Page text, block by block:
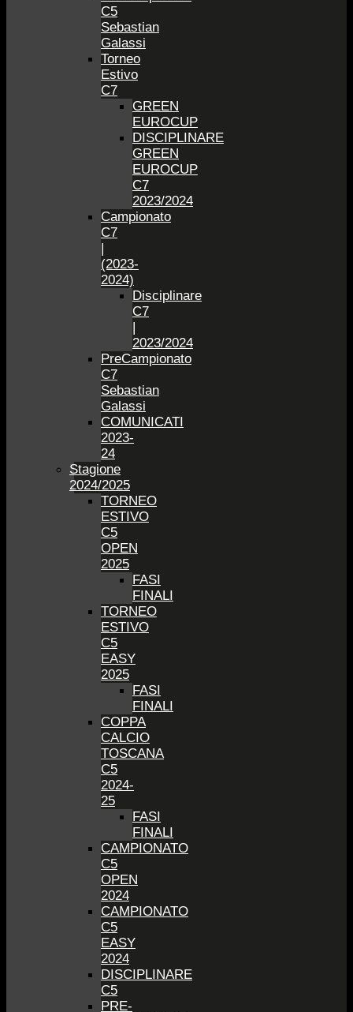
C5
Sebastian
Galassi
Torneo
Estivo
C7
GREEN
EUROCUP
DISCIPLINARE
GREEN
EUROCUP
C7
2023/2024
Campionato
C7
|
(2023-
2024)
Disciplinare
C7
|
2023/2024
PreCampionato
C7
Sebastian
Galassi
COMUNICATI
2023-
24
Stagione
2024/2025
TORNEO
ESTIVO
C5
OPEN
2025
FASI
FINALI
TORNEO
ESTIVO
C5
EASY
2025
FASI
FINALI
COPPA
CALCIO
TOSCANA
C5
2024-
25
FASI
FINALI
CAMPIONATO
C5
OPEN
2024
CAMPIONATO
C5
EASY
2024
DISCIPLINARE
C5
PRE-